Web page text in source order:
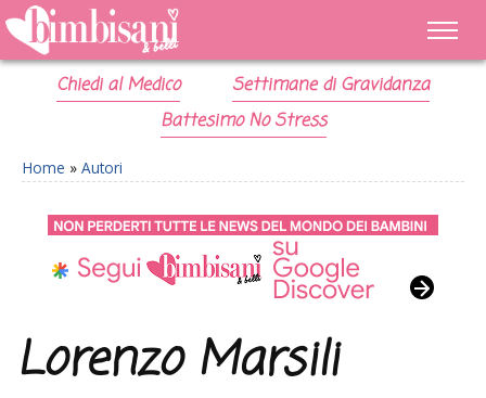
Chiedi al Medico
Settimane di Gravidanza
Battesimo No Stress
Home » Autori
Lorenzo Marsili